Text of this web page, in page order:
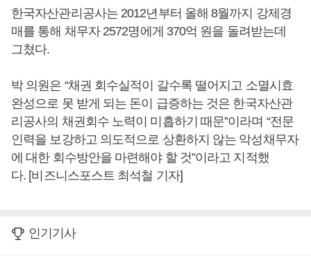
한국자산관리공사는 2012년부터 올해 8월까지 강제경
매를 통해 채무자 2572명에게 370억 원을 돌려받는데
그쳤다.
박 의원은 “채권 회수실적이 갈수록 떨어지고 소멸시효
완성으로 못 받게 되는 돈이 급증하는 것은 한국자산관
리공사의 채권회수 노력이 미흡하기 때문”이라며 “전문
인력을 보강하고 의도적으로 상환하지 않는 악성채무자
에 대한 회수방안을 마련해야 할 것”이라고 지적했
다. [비즈니스포스트 최석철 기자]
인기기사